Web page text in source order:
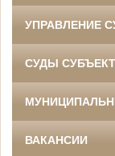
УПРАВЛЕНИЕ
СУДЫ
ВАКАНСИИ